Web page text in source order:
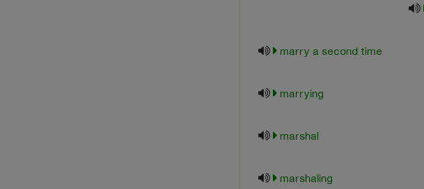
marry a second time
marrying
marshal
marshaling